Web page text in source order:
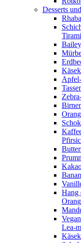
Desserts
Hang
Lea-